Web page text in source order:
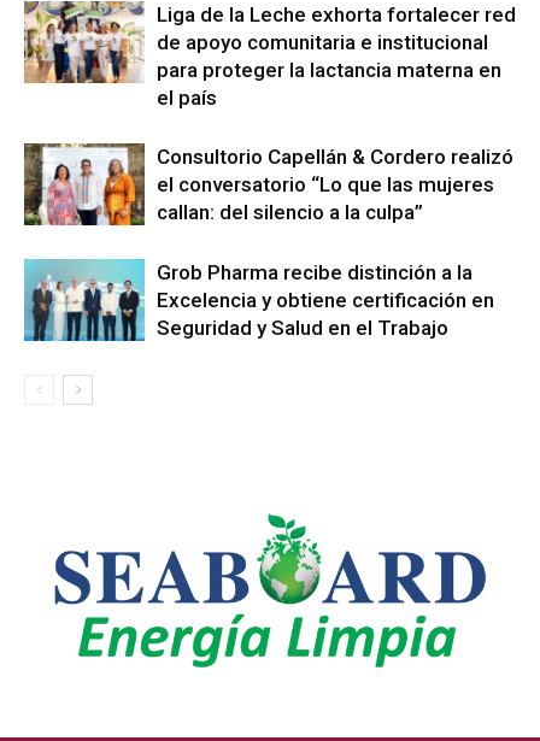
Liga de la Leche exhorta fortalecer red
de apoyo comunitaria e institucional
para proteger la lactancia materna en
el país
Consultorio Capellán & Cordero realizó
el conversatorio “Lo que las mujeres
callan: del silencio a la culpa”
Grob Pharma recibe distinción a la
Excelencia y obtiene certificación en
Seguridad y Salud en el Trabajo